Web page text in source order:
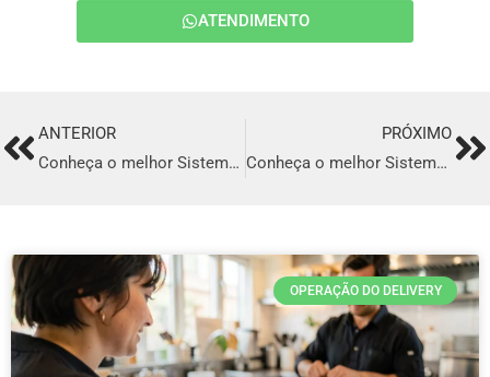
ATENDIMENTO
PrevANTERIOR
Conheça o melhor Sistema para Delivery em Criciúma
PRÓXIMO
Conheça o melhor Sistema para Delivery em Sobral
OPERAÇÃO DO DELIVERY